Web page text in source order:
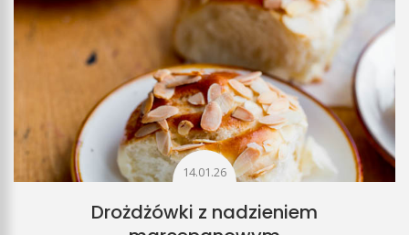
14.01.26
Drożdżówki z nadzieniem